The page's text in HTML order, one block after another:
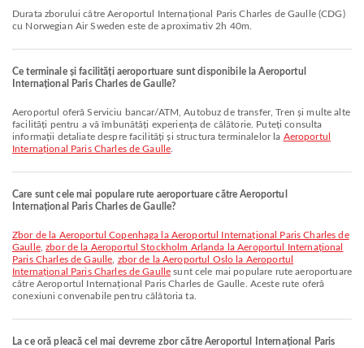
Durata zborului către Aeroportul Internațional Paris Charles de Gaulle (CDG)
cu Norwegian Air Sweden este de aproximativ 2h 40m.
Ce terminale și facilități aeroportuare sunt disponibile la Aeroportul
Internațional Paris Charles de Gaulle?
Aeroportul oferă Serviciu bancar/ATM, Autobuz de transfer, Tren și multe alte
facilități pentru a vă îmbunătăți experiența de călătorie. Puteți consulta
informații detaliate despre facilități și structura terminalelor la Aeroportul
Internațional Paris Charles de Gaulle
Care sunt cele mai populare rute aeroportuare către Aeroportul
Internațional Paris Charles de Gaulle?
zbor de la Aeroportul Copenhaga la Aeroportul Internațional Paris Charles de
Gaulle,zbor de la Aeroportul Stockholm Arlanda la Aeroportul Internațional
Paris Charles de Gaulle zbor de la Aeroportul Oslo la Aeroportul
Internațional Paris Charles de Gaulle sunt cele mai populare rute aeroportuare
către Aeroportul Internațional Paris Charles de Gaulle. Aceste rute oferă
conexiuni convenabile pentru călătoria ta.
La ce oră pleacă cel mai devreme zbor către Aeroportul Internațional Paris